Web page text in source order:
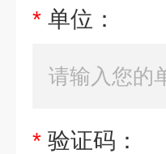
* 单位：
* 验证码：